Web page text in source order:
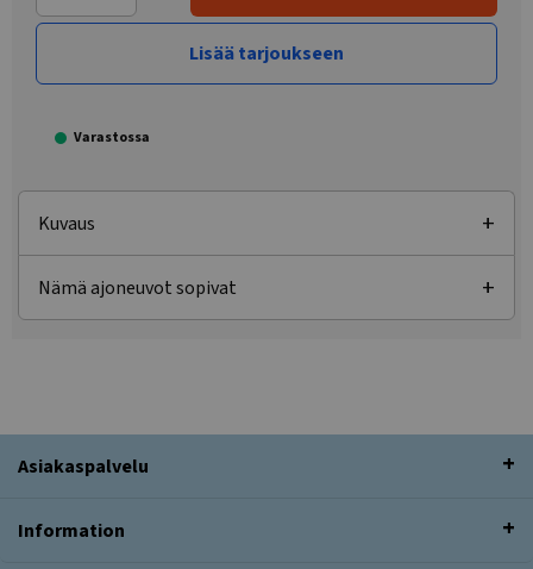
Lisää tarjoukseen
Varastossa
Kuvaus
Nämä ajoneuvot sopivat
Asiakaspalvelu
Information